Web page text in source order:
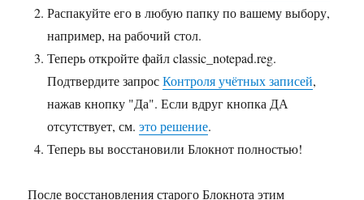
Распакуйте его в любую папку по вашему выбору,
например, на рабочий стол.
Теперь откройте файл classic_notepad.reg.
Подтвердите запросКонтроля учётных записей,
нажав кнопку "Да". Если вдруг кнопка ДА
отсутствует, см.это решение.
Теперь вы восстановили Блокнот полностью!
После восстановления старого Блокнота этим